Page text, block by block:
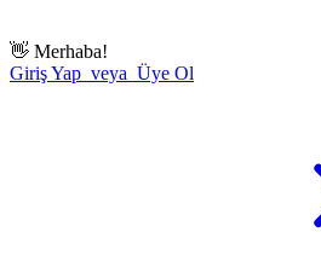
👋 Merhaba!
Giriş Yap veya Üye Ol